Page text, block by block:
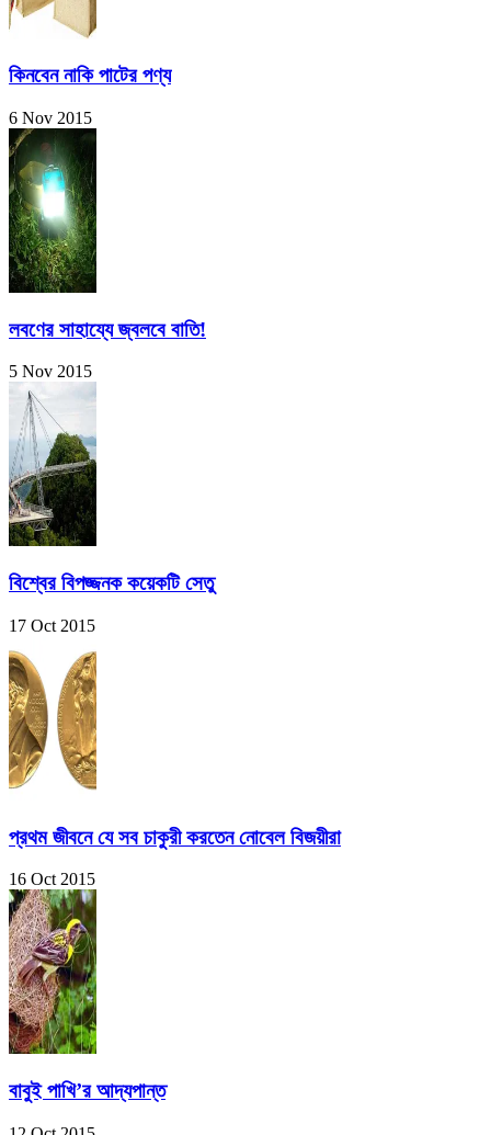
কিনবেন নাকি পাটের পণ্য
6 Nov 2015
লবণের সাহায্যে জ্বলবে বাতি!
5 Nov 2015
বিশ্বের বিপজ্জনক কয়েকটি সেতু
17 Oct 2015
প্রথম জীবনে যে সব চাকুরী করতেন নোবেল বিজয়ীরা
16 Oct 2015
বাবুই পাখি’র আদ্যপান্ত